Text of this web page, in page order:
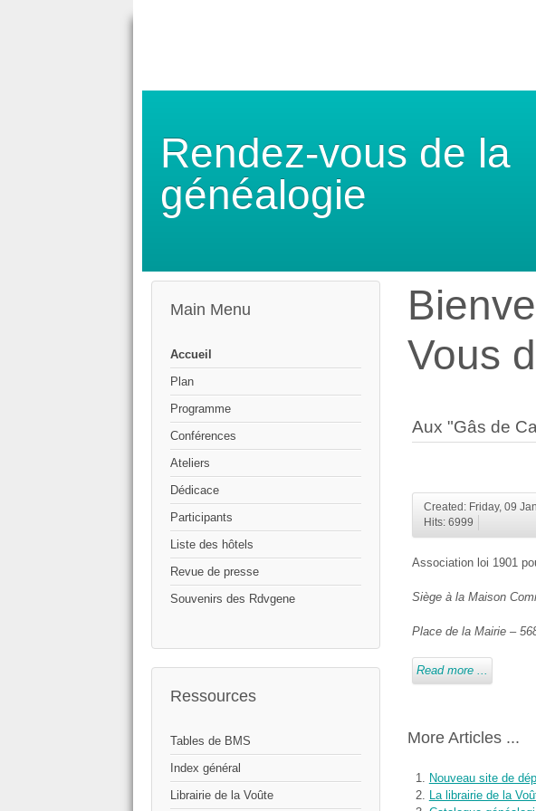
Rendez-vous de la
généalogie
Main Menu
Accueil
Plan
Programme
Conférences
Ateliers
Dédicace
Participants
Liste des hôtels
Revue de presse
Souvenirs des Rdvgene
Ressources
Tables de BMS
Index général
Librairie de la Voûte
Vous
Aux "Gâs de
Created: Friday, 09
Hits: 6999
Association loi 1901
Siège à la Maison
Place de la Mairie –
Read more ...
More Articles ...
Nouveau site de
La librairie de la